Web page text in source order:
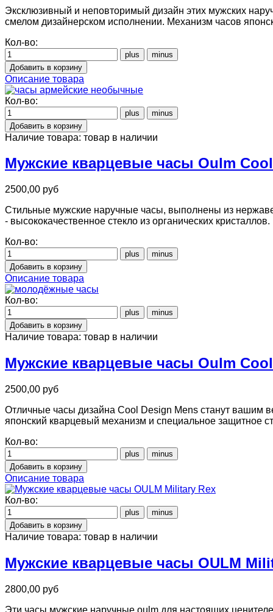
Эксклюзивный и неповторимый дизайн этих мужских
смелом дизайнерском исполнении. Механизм часов
Кол-во:
Описание товара
Кол-во:
Наличие товара: товар в наличии
Мужские кварцевые часы Oulm
2500,00 руб
Стильные мужские наручные часы, выполнены из
- высококачественное стекло из органических кристаллов.
Кол-во:
Описание товара
Кол-во:
Наличие товара: товар в наличии
Мужские кварцевые часы Oulm
2500,00 руб
Отличные часы дизайна Cool Design Mens станут
японский кварцевый механизм и специальное защитное
Кол-во:
Описание товара
Кол-во:
Наличие товара: товар в наличии
Мужские кварцевые часы OULM
2800,00 руб
Эти часы мужские наручные oulm для настоящих